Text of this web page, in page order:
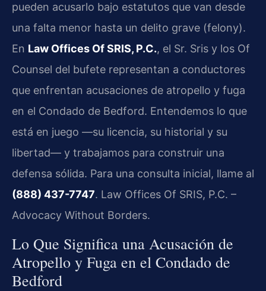
pueden acusarlo bajo estatutos que van desde
una falta menor hasta un delito grave (felony).
En Law Offices Of SRIS, P.C., el Sr. Sris y los Of
Counsel del bufete representan a conductores
que enfrentan acusaciones de atropello y fuga
en el Condado de Bedford. Entendemos lo que
está en juego —su licencia, su historial y su
libertad— y trabajamos para construir una
defensa sólida. Para una consulta inicial, llame al
(888) 437-7747. Law Offices Of SRIS, P.C. –
Advocacy Without Borders.
Lo Que Significa una Acusación de
Atropello y Fuga en el Condado de
Bedford